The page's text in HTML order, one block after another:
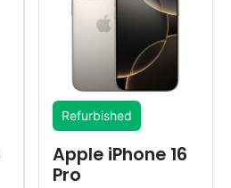
Refurbished
Apple iPhone 16
Pro